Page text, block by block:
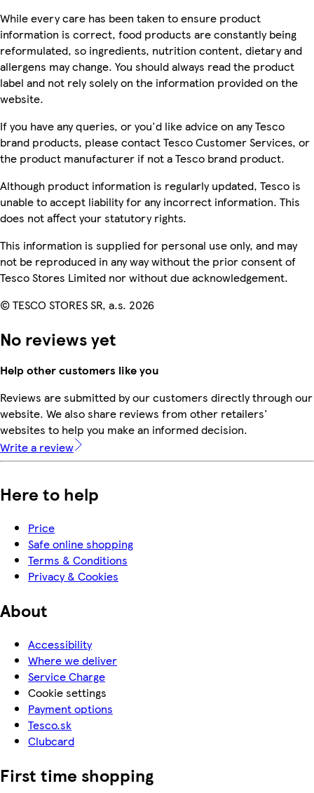
While every care has been taken to ensure product
information is correct, food products are constantly being
reformulated, so ingredients, nutrition content, dietary and
allergens may change. You should always read the product
label and not rely solely on the information provided on the
website.
If you have any queries, or you'd like advice on any Tesco
brand products, please contact Tesco Customer Services, or
the product manufacturer if not a Tesco brand product.
Although product information is regularly updated, Tesco is
unable to accept liability for any incorrect information. This
does not affect your statutory rights.
This information is supplied for personal use only, and may
not be reproduced in any way without the prior consent of
Tesco Stores Limited nor without due acknowledgement.
© TESCO STORES SR, a.s. 2026
No reviews yet
Help other customers like you
Reviews are submitted by our customers directly through our
website. We also share reviews from other retailers'
websites to help you make an informed decision.
Write a review
Here to help
Price
Safe online shopping
Terms & Conditions
Privacy & Cookies
About
Accessibility
Where we deliver
Service Charge
Cookie settings
Payment options
Tesco.sk
Clubcard
First time shopping